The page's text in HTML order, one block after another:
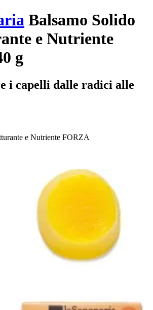
Balsamo Solido
e Nutriente
g
i capelli dalle radici alle
e Nutriente FORZA